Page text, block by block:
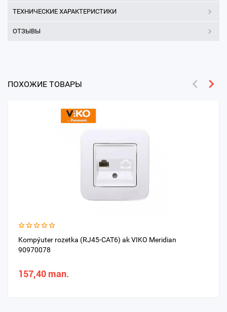
ТЕХНИЧЕСКИЕ ХАРАКТЕРИСТИКИ
ОТЗЫВЫ
ПОХОЖИЕ ТОВАРЫ
Kompýuter rozetka (RJ45-CAT6) ak VIKO Meridian
90970078
157,40 man.